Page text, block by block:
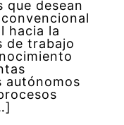
que desean
hacia la
de trabajo
autónomos